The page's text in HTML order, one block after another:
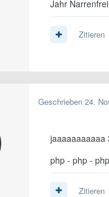
Jahr
Zitieren
Geschrieben 24.
jaaaaaaaaaaa
php - php - php
Zitieren